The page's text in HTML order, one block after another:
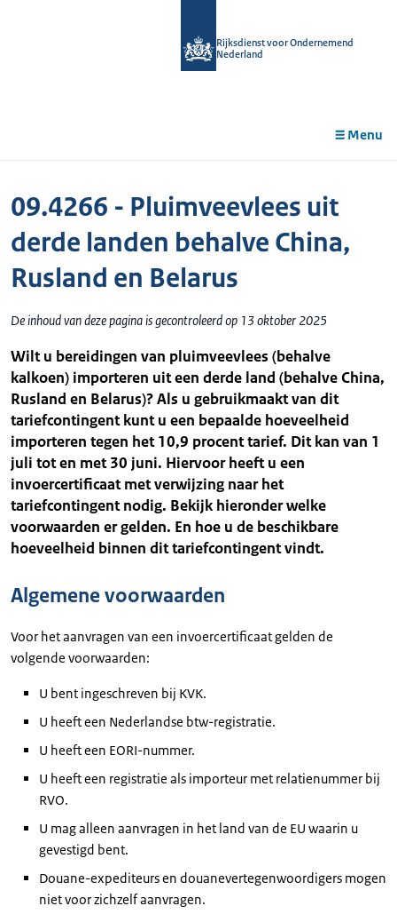
Rijksdienst voor Ondernemend
Nederland
Menu
09.4266 - Pluimveevlees uit
derde landen behalve China,
Rusland en Belarus
De inhoud van deze pagina is gecontroleerd op 13 oktober 2025
Wilt u bereidingen van pluimveevlees (behalve
kalkoen) importeren uit een derde land (behalve China,
Rusland en Belarus)? Als u gebruikmaakt van dit
tariefcontingent kunt u een bepaalde hoeveelheid
importeren tegen het 10,9 procent tarief. Dit kan van 1
juli tot en met 30 juni. Hiervoor heeft u een
invoercertificaat met verwijzing naar het
tariefcontingent nodig. Bekijk hieronder welke
voorwaarden er gelden. En hoe u de beschikbare
hoeveelheid binnen dit tariefcontingent vindt.
Algemene voorwaarden
Voor het aanvragen van een invoercertificaat gelden de
volgende voorwaarden:
U bent ingeschreven bij KVK.
U heeft een Nederlandse btw-registratie.
U heeft een EORI-nummer.
U heeft een registratie als importeur met relatienummer bij
RVO.
U mag alleen aanvragen in het land van de EU waarin u
gevestigd bent.
Douane-expediteurs en douanevertegenwoordigers mogen
niet voor zichzelf aanvragen.